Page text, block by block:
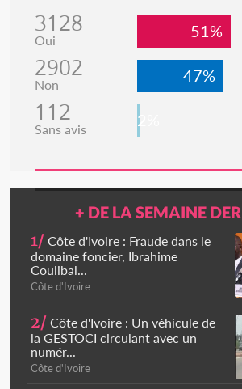
3128
Oui 51%
2902
Non 47%
112
Sans avis 2%
+ DE LA SEMAINE
1/ Côte d'Ivoire : Fraude dans le
domaine foncier, Ibrahime
Coulibal...
Côte d'Ivoire
2/ Côte d'Ivoire : Un véhicule de
la GESTOCI circulant avec un
numér...
Côte d'Ivoire